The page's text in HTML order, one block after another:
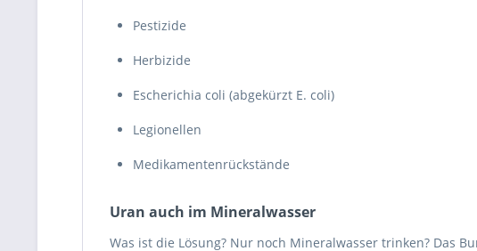
Pestizide
Herbizide
Escherichia coli (abgekürzt E. coli)
Legionellen
Medikamentenrückstände
Uran auch im Mineralwasser
Was ist die Lösung? Nur noch Mineralwasser trinken? Das